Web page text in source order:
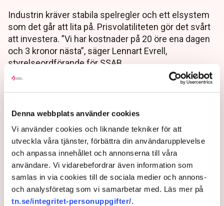
Denna webbplats använder cookies
Vi använder cookies och liknande tekniker för att
utveckla våra tjänster, förbättra din användarupplevelse
och anpassa innehållet och annonserna till våra
användare. Vi vidarebefordrar även information som
samlas in via cookies till de sociala medier och annons-
och analysföretag som vi samarbetar med. Läs mer på
tn.se/integritet-personuppgifter/.
Industrin kräver stabila spelregler och ett elsystem
som det går att lita på. Prisvolatiliteten gör det svårt
att investera. ”Vi har kostnader på 20 öre ena dagen
och 3 kronor nästa”, säger Lennart Evrell,
styrelseordförande för SSAB.
1 year ago |